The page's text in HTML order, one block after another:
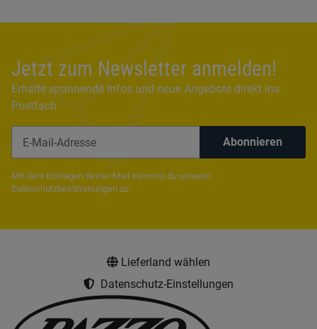
Jetzt zum Newsletter anmelden!
Erhalte spannende Infos und neue Angebote direkt ins
Postfach
Abonnieren
Mit dem Eintragen deiner Mail stimmst du unseren
Dateschutzbestimmungen zu.
Lieferland wählen
Datenschutz-Einstellungen